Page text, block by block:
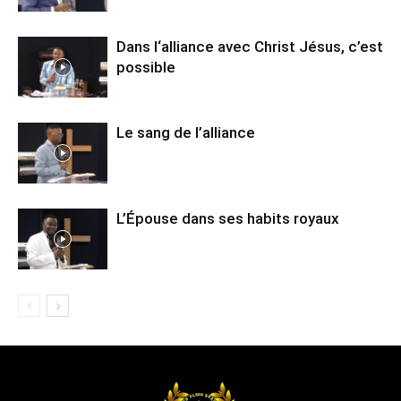
Dans l‘alliance avec Christ Jésus, c’est
possible
Le sang de l’alliance
L’Épouse dans ses habits royaux